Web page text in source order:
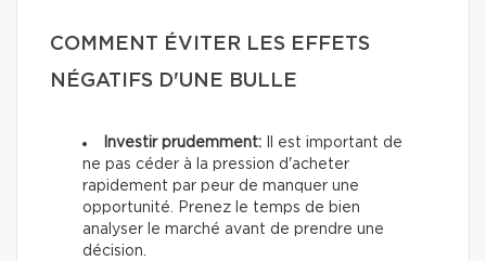
COMMENT ÉVITER LES EFFETS
NÉGATIFS D'UNE BULLE
Investir prudemment: Il est important de
ne pas céder à la pression d'acheter
rapidement par peur de manquer une
opportunité. Prenez le temps de bien
analyser le marché avant de prendre une
décision.